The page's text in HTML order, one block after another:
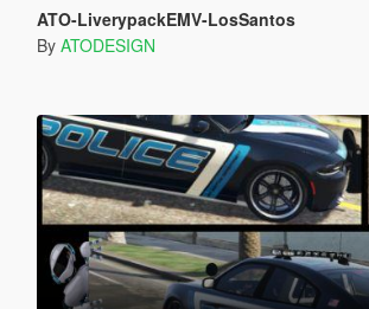
ATO-LiverypackEMV-LosSantos
By ATODESIGN